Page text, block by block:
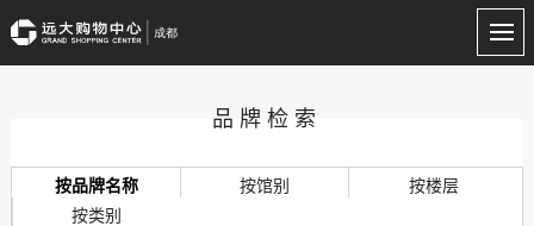
品牌检索
按品牌名称 按馆别
按楼层
按类别